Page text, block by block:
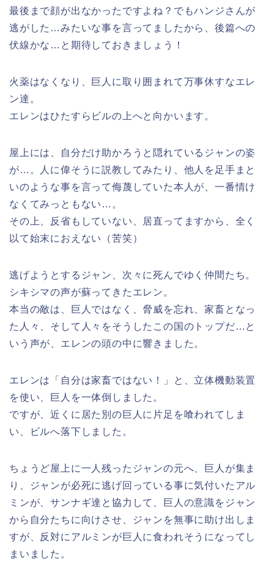
最後まで顔が出なかったですよね？でもハンジさんが
逃がした…みたいな事を言ってましたから、後篇への
伏線かな…と期待しておきましょう！
火薬はなくなり、巨人に取り囲まれて万事休すなエレ
ン達。
エレンはひたすらビルの上へと向かいます。
屋上には、自分だけ助かろうと隠れているジャンの姿
が…。人に偉そうに説教してみたり、他人を足手まと
いのような事を言って侮蔑していた本人が、一番情け
なくてみっともない…。
その上、反省もしていない、居直ってますから、全く
以て始末におえない（苦笑）
逃げようとするジャン、次々に死んでゆく仲間たち。
シキシマの声が蘇ってきたエレン。
本当の敵は、巨人ではなく、脅威を忘れ、家畜となっ
た人々、そして人々をそうしたこの国のトップだ…と
いう声が、エレンの頭の中に響きました。
エレンは「自分は家畜ではない！」と、立体機動装置
を使い、巨人を一体倒しました。
ですが、近くに居た別の巨人に片足を喰われてしま
い、ビルへ落下しました。
ちょうど屋上に一人残ったジャンの元へ、巨人が集ま
り、ジャンが必死に逃げ回っている事に気付いたアル
ミンが、サンナギ達と協力して、巨人の意識をジャン
から自分たちに向けさせ、ジャンを無事に助け出しま
すが、反対にアルミンが巨人に食われそうになってし
まいました。